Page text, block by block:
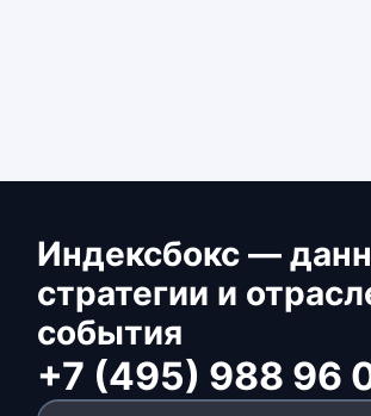
Индексбокс —
стратегии и
события
+7 (495) 988 96